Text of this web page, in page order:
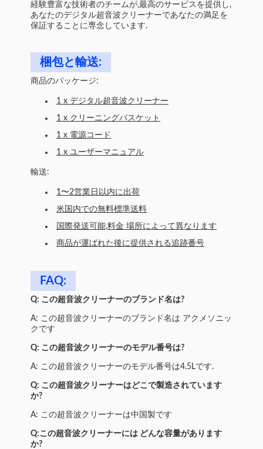
経験豊富な技術者のチームが,最高のサービスを提供し,
あなたのデジタル超音波クリーナーであなたの満足を
保証することに専念しています.
梱包と輸送:
商品のパッケージ:
1 x デジタル超音波クリーナー
1 x クリーニングバスケット
1 x 電源コード
1 x ユーザーマニュアル
輸送:
1〜2営業日以内に出荷
米国内での無料標準送料
国際発送可能,料金 場所によって異なります
商品が運ばれた後に提供される追跡番号
FAQ:
Q: この超音波クリーナーのブランド名は?
A: この超音波クリーナーのブランド名は アクメソニッ
クです
Q: この超音波クリーナーのモデル番号は?
A: この超音波クリーナーのモデル番号は4.5Lです.
Q: この超音波クリーナーはどこで製造されています
か?
A: この超音波クリーナーは中国製です
Q:この超音波クリーナーには どんな容量があります
か?